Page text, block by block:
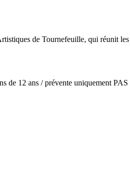
de Tournefeuille, qui réunit
de 12 ans / prévente uniquement